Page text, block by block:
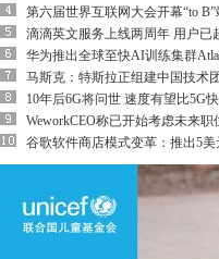
第六届世界互联网大会开幕“to
滴滴英文服务上线两周年 用户已
华为推出全球至快AI训练集群
马斯克：特斯拉正组建中国技术
10年后6G将问世 速度有望比5G
WeworkCEO称已开始考虑未来职
谷歌软件商店模式变革：推出5